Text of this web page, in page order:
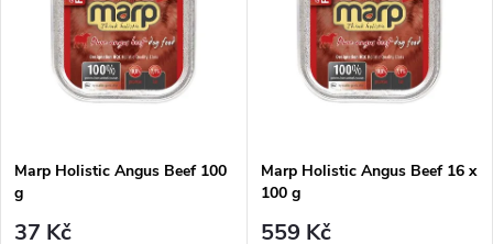
p
s
p
Marp Holistic Angus Beef 100
g
37 Kč
Marp Holistic Angus Beef 16 x
100 g
559 Kč